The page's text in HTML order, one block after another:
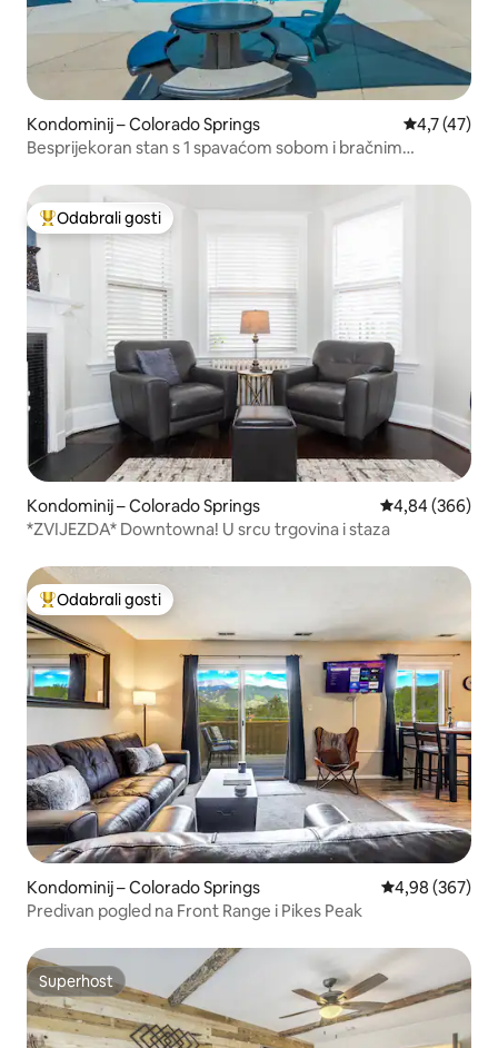
Kondominij – Colorado Springs Prosječna
4,7 (47)
Besprijekoran stan s 1 spavaćom sobom i bračnim
Među najviše rangiranima s oznakom „Odabrali gosti”
Odabrali gosti
Kondominij – Colorado Springs Prosječna
4,84 (366)
*ZVIJEZDA* Downtowna! U srcu trgovina i staza
Među najviše rangiranima s oznakom „Odabrali gosti”
Odabrali gosti
Kondominij – Colorado Springs Prosječna
4,98 (367)
Predivan pogled na Front Range i Pikes Peak
Superhost
Superhost